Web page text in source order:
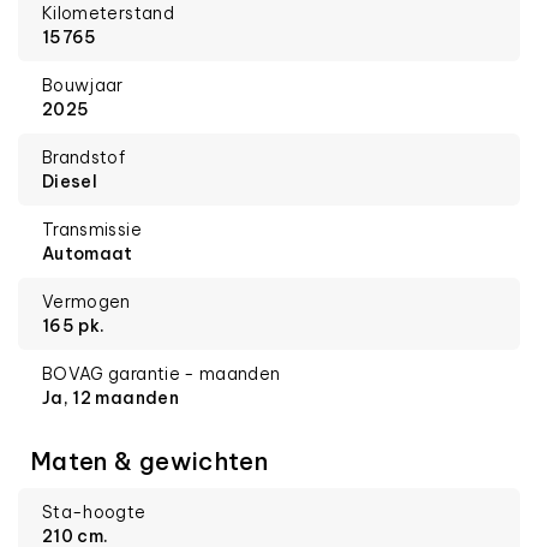
Kilometerstand
15765
Bouwjaar
2025
Brandstof
Diesel
Transmissie
Automaat
Vermogen
165 pk.
BOVAG garantie - maanden
Ja, 12 maanden
Maten & gewichten
Sta-hoogte
210 cm.